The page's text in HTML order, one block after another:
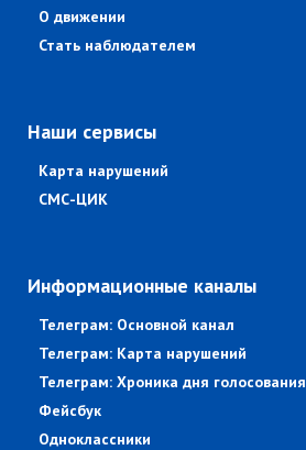
О движении
Стать наблюдателем
Наши сервисы
Карта нарушений
СМС-ЦИК
Информационные каналы
Телеграм: Основной канал
Телеграм: Карта нарушений
Телеграм: Хроника дня голосования
Фейсбук
Одноклассники